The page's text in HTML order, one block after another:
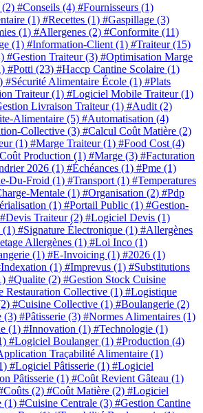
(2) #Conseils (4) #Fournisseurs (1)
(1) #Recettes (1) #Gaspillage (3)
(1) #Allergenes (2) #Conformite (11)
(1) #Information-Client (1) #Traiteur(15)
#Gestion Traiteur(3) #Optimisation Marge
#Potti (23) #Haccp Cantine Scolaire (1)
#Sécurité Alimentaire École (1) #Plats
Traiteur(1) #Logiciel Mobile Traiteur(1)
Livraison Traiteur(1) #Audit (2)
Alimentaire (5) #Automatisation (4)
Collective (3) #Calcul Coût Matière (2)
(1) #Marge Traiteur(1) #Food Cost (4)
Production (1) #Marge (3) #Facturation
2026 (1) #Échéances (1) #Pme (1)
Du-Froid (1) #Transport (1) #Temperatures
Mentale (1) #Organisation (2) #Pdp
(1) #Portail Public (1) #Gestion-
#Devis Traiteur(2) #Logiciel Devis (1)
(1) #Signature Électronique (1) #Allergènes
Allergènes (1) #Loi Inco (1)
(1) #E-Invoicing (1) #2026 (1)
(1) #Imprevus (1) #Substitutions
#Qualite (2) #Gestion Stock Cuisine
Restauration Collective (1) #Logistique
#Cuisine Collective (1) #Boulangerie (2)
(3) #Pâtisserie (3) #Normes Alimentaires (1)
(1) #Innovation (1) #Technologie (1)
#Logiciel Boulanger(1) #Production (4)
Traçabilité Alimentaire (1)
#Logiciel Pâtisserie (1) #Logiciel
Pâtisserie (1) #Coût Revient Gâteau (1)
(2) #Coût Matière (2) #Logiciel
(1) #Cuisine Centrale (3) #Gestion Cantine